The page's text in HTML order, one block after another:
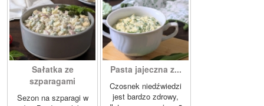
Sałatka ze
szparagami
Sezon na szparagi w
Pasta jajeczna z...
Czosnek niedźwiedzi
jest bardzo zdrowy,